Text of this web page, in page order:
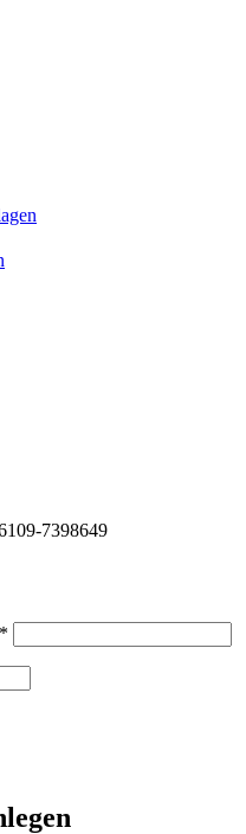
7398649
*